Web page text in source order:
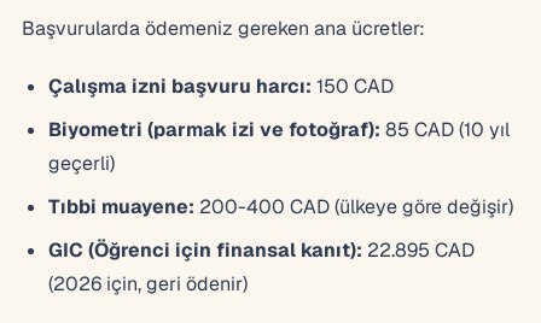
Başvurularda ödemeniz gereken ana ücretler:
Çalışma izni başvuru harcı: 150 CAD
Biyometri (parmak izi ve fotoğraf): 85 CAD (10 yıl
geçerli)
Tıbbi muayene: 200-400 CAD (ülkeye göre değişir)
GIC (Öğrenci için finansal kanıt): 22.895 CAD
(2026 için, geri ödenir)